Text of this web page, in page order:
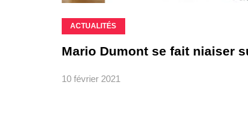
ACTUALITÉS
Mario Dumont se fait niaiser
10 février 2021